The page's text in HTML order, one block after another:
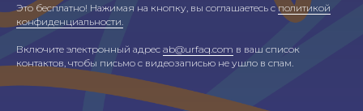
Это бесплатно! Нажимая на кнопку, вы соглашаетесь сполитикой
конфиденциальности.
Включите электронный адрес ab@urfaq.com в ваш список
контактов, чтобы письмо с видеозаписью не ушло в спам.